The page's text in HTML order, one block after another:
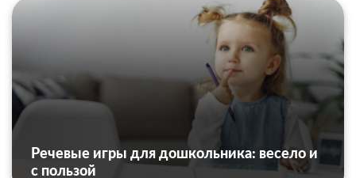
Речевые игры для дошкольника: весело и
с пользой